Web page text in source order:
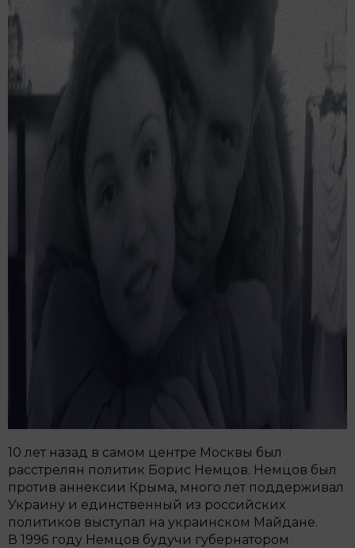
10 лет назад в самом центре Москвы был
расстрелян политик Борис Немцов. Немцов был
против аннексии Крыма, много лет поддерживал
Украину и единственный из российских
политиков выступал на украинском Майдане.
В 1996 году Немцов будучи губернатором